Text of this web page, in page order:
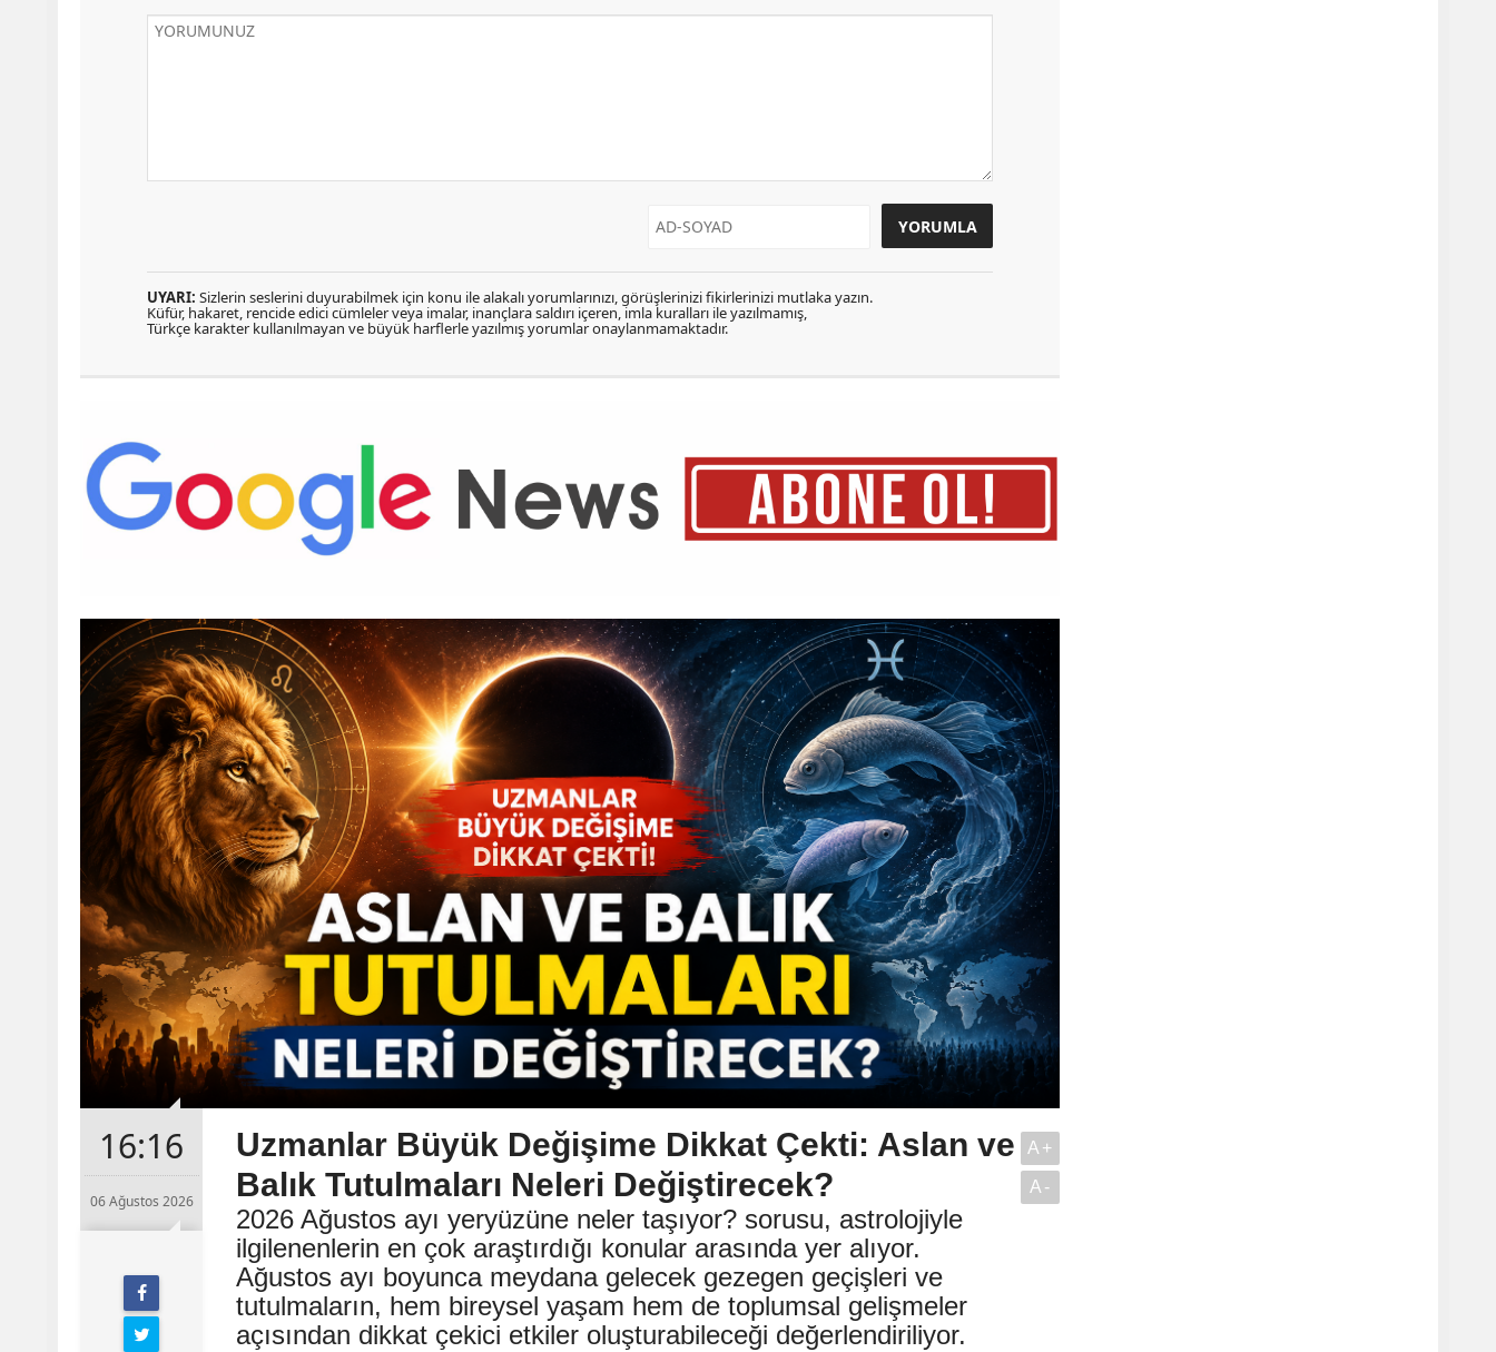
UYARI: Sizlerin seslerini duyurabilmek için konu ile alakalı yorumlarınızı, görüşlerinizi fikirlerinizi mutlaka yazın.
Küfür, hakaret, rencide edici cümleler veya imalar, inançlara saldırı içeren, imla kuralları ile yazılmamış,
Türkçe karakter kullanılmayan ve büyük harflerle yazılmış yorumlar onaylanmamaktadır.
16:16
06 Ağustos 2026
Uzmanlar Büyük Değişime Dikkat Çekti: Aslan ve
Balık Tutulmaları Neleri Değiştirecek?
2026 Ağustos ayı yeryüzüne neler taşıyor? sorusu, astrolojiyle
ilgilenenlerin en çok araştırdığı konular arasında yer alıyor.
Ağustos ayı boyunca meydana gelecek gezegen geçişleri ve
tutulmaların, hem bireysel yaşam hem de toplumsal gelişmeler
açısından dikkat çekici etkiler oluşturabileceği değerlendiriliyor.
A+
A-